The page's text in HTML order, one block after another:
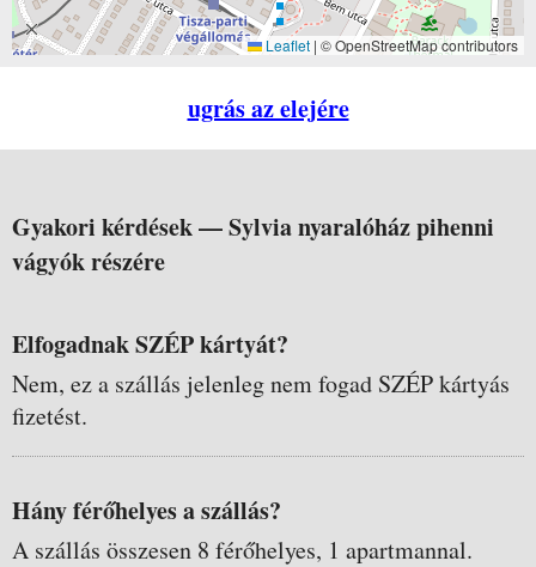
Leaflet | © OpenStreetMap contributors
ugrás az elejére
Gyakori kérdések —Sylvia nyaralóház pihenni
vágyók részére
Elfogadnak SZÉP kártyát?
Nem, ez a szállás jelenleg nem fogad SZÉP kártyás
fizetést.
Hány férőhelyes a szállás?
A szállás összesen 8 férőhelyes, 1 apartmannal.